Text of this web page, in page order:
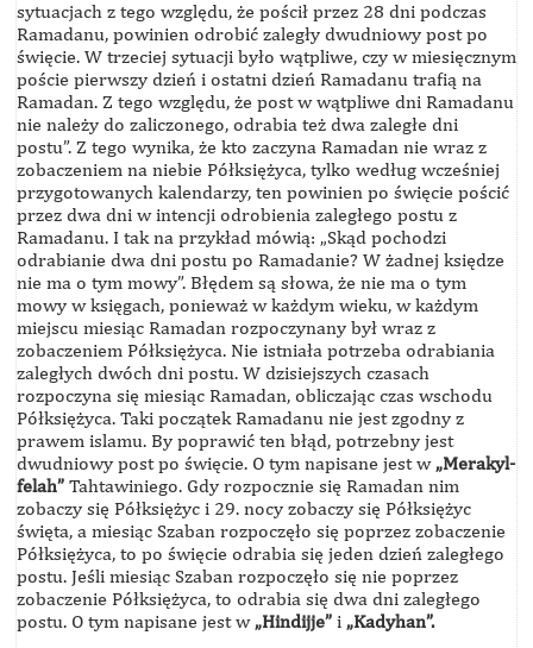
sytuacjach z tego względu, że pościł przez 28 dni podczas
Ramadanu, powinien odrobić zaległy dwudniowy post po
święcie. W trzeciej sytuacji było wątpliwe, czy w miesięcznym
poście pierwszy dzień i ostatni dzień Ramadanu trafią na
Ramadan. Z tego względu, że post w wątpliwe dni Ramadanu
nie należy do zaliczonego, odrabia też dwa zaległe dni
postu”. Z tego wynika, że kto zaczyna Ramadan nie wraz z
zobaczeniem na niebie Półksiężyca, tylko według wcześniej
przygotowanych kalendarzy, ten powinien po święcie pościć
przez dwa dni w intencji odrobienia zaległego postu z
Ramadanu. I tak na przykład mówią: „Skąd pochodzi
odrabianie dwa dni postu po Ramadanie? W żadnej księdze
nie ma o tym mowy”. Błędem są słowa, że nie ma o tym
mowy w księgach, ponieważ w każdym wieku, w każdym
miejscu miesiąc Ramadan rozpoczynany był wraz z
zobaczeniem Półksiężyca. Nie istniała potrzeba odrabiania
zaległych dwóch dni postu. W dzisiejszych czasach
rozpoczyna się miesiąc Ramadan, obliczając czas wschodu
Półksiężyca. Taki początek Ramadanu nie jest zgodny z
prawem islamu. By poprawić ten błąd, potrzebny jest
dwudniowy post po święcie. O tym napisane jest w „Merakyl-
felah” Tahtawiniego. Gdy rozpocznie się Ramadan nim
zobaczy się Półksiężyc i 29. nocy zobaczy się Półksiężyc
święta, a miesiąc Szaban rozpoczęło się poprzez zobaczenie
Półksiężyca, to po święcie odrabia się jeden dzień zaległego
postu. Jeśli miesiąc Szaban rozpoczęło się nie poprzez
zobaczenie Półksiężyca, to odrabia się dwa dni zaległego
postu. O tym napisane jest w „Hindijje” i „Kadyhan”.